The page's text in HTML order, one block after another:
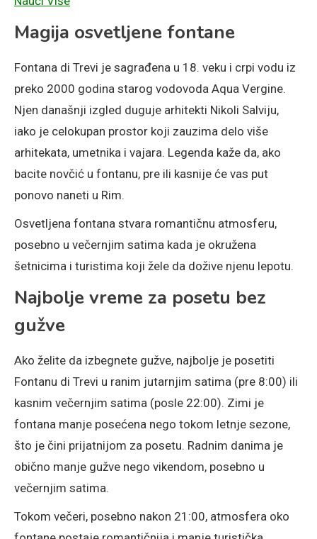
Magija osvetljene fontane
Fontana di Trevi je sagrađena u 18. veku i crpi vodu iz
preko 2000 godina starog vodovoda Aqua Vergine.
Njen današnji izgled duguje arhitekti Nikoli Salviju,
iako je celokupan prostor koji zauzima delo više
arhitekata, umetnika i vajara. Legenda kaže da, ako
bacite novčić u fontanu, pre ili kasnije će vas put
ponovo naneti u Rim.
Osvetljena fontana stvara romantičnu atmosferu,
posebno u večernjim satima kada je okružena
šetnicima i turistima koji žele da dožive njenu lepotu.
Najbolje vreme za posetu bez
gužve
Ako želite da izbegnete gužve, najbolje je posetiti
Fontanu di Trevi u ranim jutarnjim satima (pre 8:00) ili
kasnim večernjim satima (posle 22:00). Zimi je
fontana manje posećena nego tokom letnje sezone,
što je čini prijatnijom za posetu. Radnim danima je
obično manje gužve nego vikendom, posebno u
večernjim satima.
Tokom večeri, posebno nakon 21:00, atmosfera oko